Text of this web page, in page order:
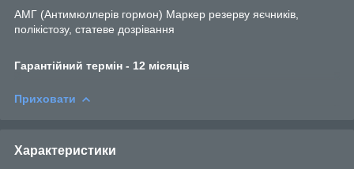
АМГ (Антимюллерів гормон) Маркер резерву яєчників,
полікістозу, статеве дозрівання
Гарантійний термін - 12 місяців
Приховати
Характеристики